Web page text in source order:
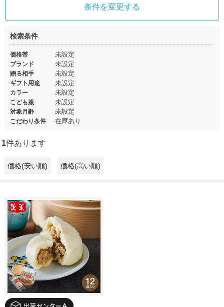
条件を変更する
検索条件
価格帯 未設定
ブランド 未設定
贈る相手 未設定
ギフト用途 未設定
カラー 未設定
こども服 未設定
対象月齢 未設定
こだわり条件 在庫あり
1件あります
価格(安い順) 価格(高い順)